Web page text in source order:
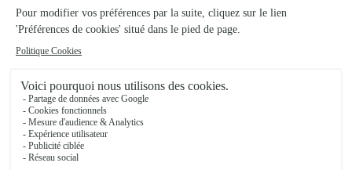
Les Jardins du Forgeron
Orbec
★★★★★4.8 (18)
18 rue grande